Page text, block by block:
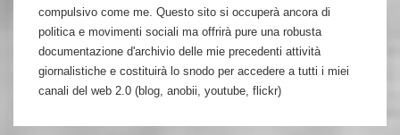
compulsivo come me. Questo sito si occuperà ancora di
politica e movimenti sociali ma offrirà pure una robusta
documentazione d'archivio delle mie precedenti attività
giornalistiche e costituirà lo snodo per accedere a tutti i miei
canali del web 2.0 (blog, anobii, youtube, flickr)